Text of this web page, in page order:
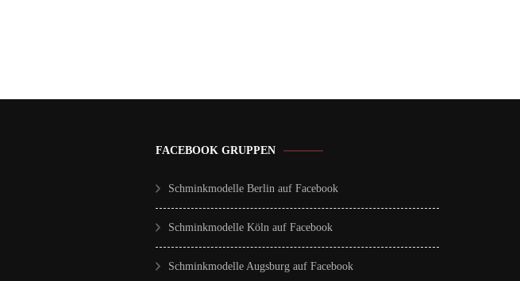
FACEBOOK GRUPPEN
Schminkmodelle Berlin auf Facebook
Schminkmodelle Köln auf Facebook
Schminkmodelle Augsburg auf Facebook